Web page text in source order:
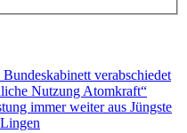
verabschiedet
Nutzung Atomkraft“
immer weiter aus Jüngste